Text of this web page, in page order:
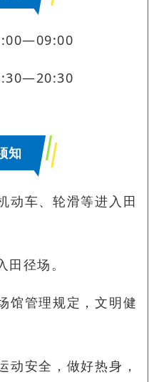
知
动车、轮滑等进入田
径场。
馆管理规定，文明健
动安全，做好热身，